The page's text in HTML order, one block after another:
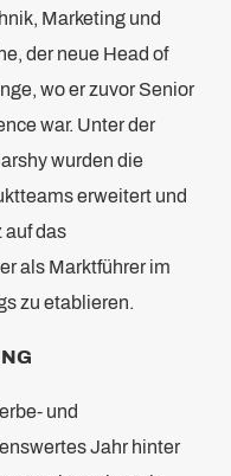
Marketing und
der neue Head of
wo er zuvor Senior
war. Unter der
wurden die
erweitert und
auf das
als Marktführer im
zu etablieren.
und
Jahr hinter